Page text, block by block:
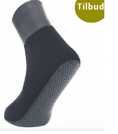
Tilbud!